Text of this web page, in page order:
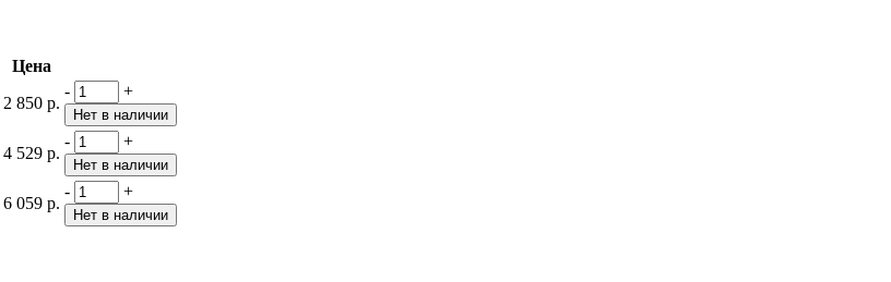
Цена
2 850 р.
- +
4 529 р.
- +
6 059 р.
- +